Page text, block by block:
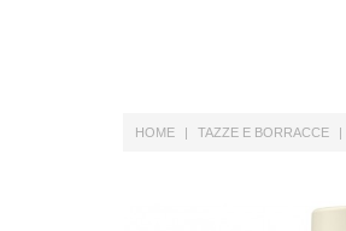
HOME TAZZE E BORRACCE